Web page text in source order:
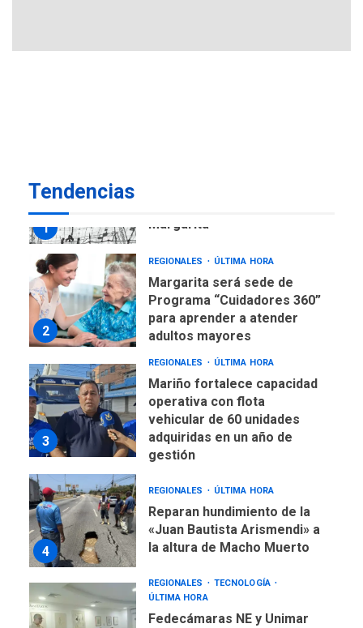
Tendencias
1
Margarita
2
REGIONALES ÚLTIMA HORA
Margarita será sede de
Programa “Cuidadores 360”
para aprender a atender
adultos mayores
3
REGIONALES ÚLTIMA HORA
Mariño fortalece capacidad
operativa con flota
vehicular de 60 unidades
adquiridas en un año de
gestión
4
REGIONALES ÚLTIMA HORA
Reparan hundimiento de la
«Juan Bautista Arismendi» a
la altura de Macho Muerto
REGIONALES
TECNOLOGÍA
ÚLTIMA HORA
Fedecámaras NE y Unimar